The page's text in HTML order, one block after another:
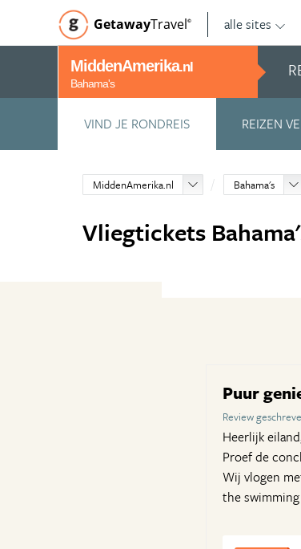
GetawayTravel© alle sites
MiddenAmerika.nl
Bahama's
VIND JE RONDREIS REIZEN
MiddenAmerika.nl Bahama's
Vliegtickets
Puur
Review
Heerlijk
Proef de
Wij vlogen
the